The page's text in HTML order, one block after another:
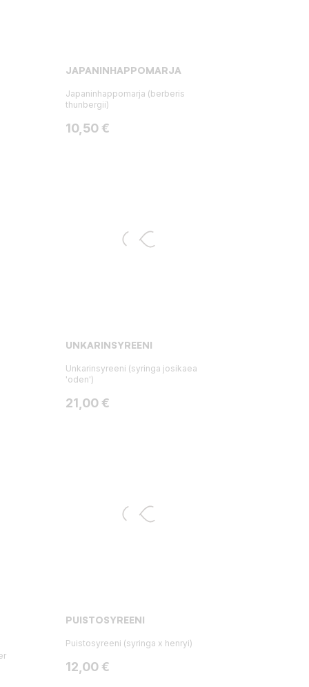
JAPANINHAPPOMARJA
Japaninhappomarja (berberis
thunbergii)
Hinta
10,50 €
UNKARINSYREENI
Unkarinsyreeni (syringa josikaea
'oden')
Hinta
21,00 €
PUISTOSYREENI
Puistosyreeni (syringa x henryi)
Hinta
12,00 €